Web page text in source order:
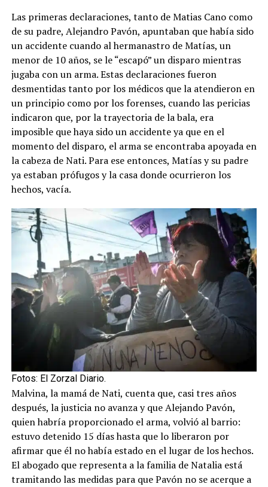
Las primeras declaraciones, tanto de Matias Cano como
de su padre, Alejandro Pavón, apuntaban que había sido
un accidente cuando al hermanastro de Matías, un
menor de 10 años, se le “escapó” un disparo mientras
jugaba con un arma. Estas declaraciones fueron
desmentidas tanto por los médicos que la atendieron en
un principio como por los forenses, cuando las pericias
indicaron que, por la trayectoria de la bala, era
imposible que haya sido un accidente ya que en el
momento del disparo, el arma se encontraba apoyada en
la cabeza de Nati. Para ese entonces, Matías y su padre
ya estaban prófugos y la casa donde ocurrieron los
hechos, vacía.
Fotos: El Zorzal Diario.
Malvina, la mamá de Nati, cuenta que, casi tres años
después, la justicia no avanza y que Alejando Pavón,
quien habría proporcionado el arma, volvió al barrio:
estuvo detenido 15 días hasta que lo liberaron por
afirmar que él no había estado en el lugar de los hechos.
El abogado que representa a la familia de Natalia está
tramitando las medidas para que Pavón no se acerque a